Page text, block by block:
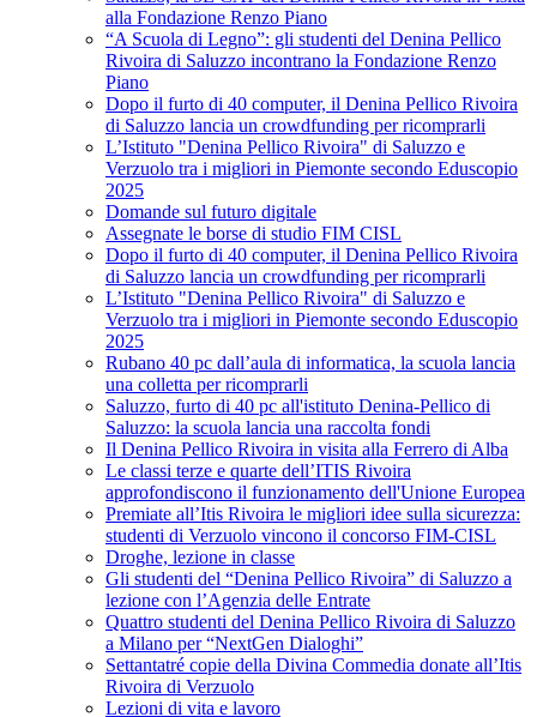
alla Fondazione Renzo Piano
“A Scuola di Legno”: gli studenti del Denina Pellico
Rivoira di Saluzzo incontrano la Fondazione Renzo
Piano
Dopo il furto di 40 computer, il Denina Pellico Rivoira
di Saluzzo lancia un crowdfunding per ricomprarli
L’Istituto "Denina Pellico Rivoira" di Saluzzo e
Verzuolo tra i migliori in Piemonte secondo Eduscopio
2025
Domande sul futuro digitale
Assegnate le borse di studio FIM CISL
Dopo il furto di 40 computer, il Denina Pellico Rivoira
di Saluzzo lancia un crowdfunding per ricomprarli
L’Istituto "Denina Pellico Rivoira" di Saluzzo e
Verzuolo tra i migliori in Piemonte secondo Eduscopio
2025
Rubano 40 pc dall’aula di informatica, la scuola lancia
una colletta per ricomprarli
Saluzzo, furto di 40 pc all'istituto Denina-Pellico di
Saluzzo: la scuola lancia una raccolta fondi
Il Denina Pellico Rivoira in visita alla Ferrero di Alba
Le classi terze e quarte dell’ITIS Rivoira
approfondiscono il funzionamento dell'Unione Europea
Premiate all’Itis Rivoira le migliori idee sulla sicurezza:
studenti di Verzuolo vincono il concorso FIM-CISL
Droghe, lezione in classe
Gli studenti del “Denina Pellico Rivoira” di Saluzzo a
lezione con l’Agenzia delle Entrate
Quattro studenti del Denina Pellico Rivoira di Saluzzo
a Milano per “NextGen Dialoghi”
Settantatré copie della Divina Commedia donate all’Itis
Rivoira di Verzuolo
Lezioni di vita e lavoro